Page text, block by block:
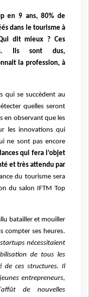
en 9 ans, 80% de
dans le tourisme à
dit mieux ? Ces
Ils sont dus,
la profession, à
qui se succèdent au
quelles seront
en observant que les
les innovations qui
ne sont pas encore
qui fera l’objet
et très attendu par
du tourisme sera
du salon IFTM Top
batailler et mouiller
compter ses heures.
startups nécessitaient
de tous les
de ces structures. Il
entrepreneurs,
de nouvelles